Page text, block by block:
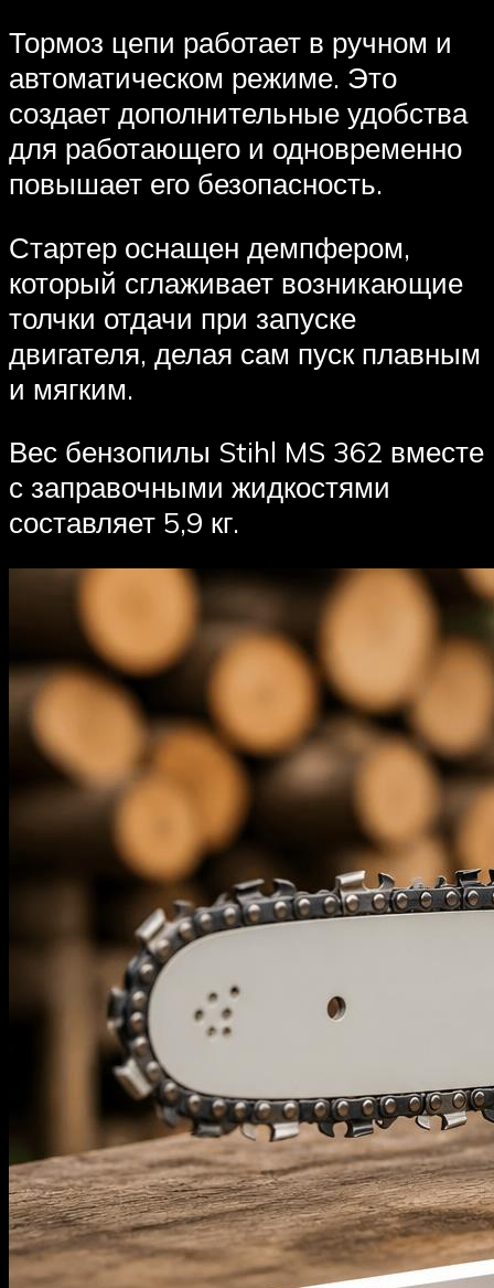
Тормоз цепи работает в ручном и
автоматическом режиме. Это
создает дополнительные удобства
для работающего и одновременно
повышает его безопасность.
Стартер оснащен демпфером,
который сглаживает возникающие
толчки отдачи при запуске
двигателя, делая сам пуск плавным
и мягким.
Вес бензопилы Stihl MS 362 вместе
с заправочными жидкостями
составляет 5,9 кг.